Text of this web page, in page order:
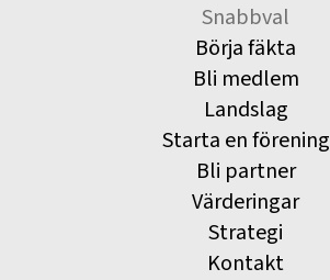
Snabbval
Börja fäkta
Bli medlem
Landslag
Starta en förening
Bli partner
Värderingar
Strategi
Kontakt